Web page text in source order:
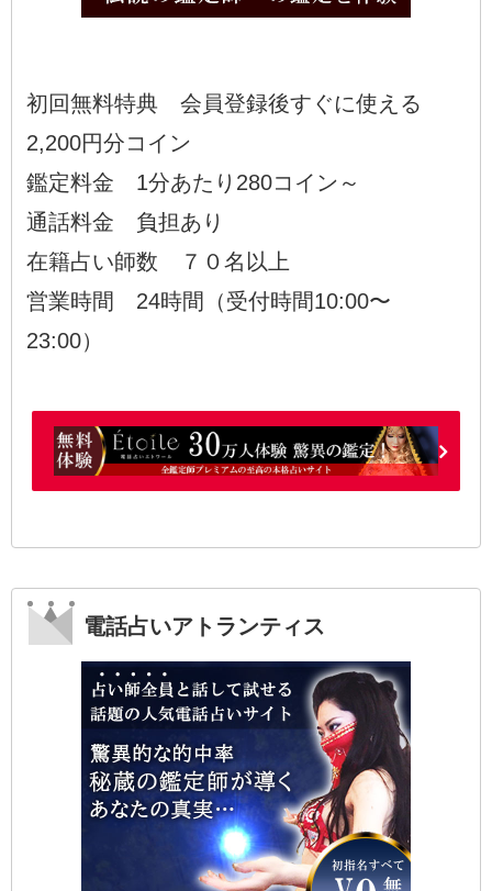
初回無料特典 会員登録後すぐに使える
2,200円分コイン
鑑定料金 1分あたり280コイン～
通話料金 負担あり
在籍占い師数 ７０名以上
営業時間 24時間（受付時間10:00〜
23:00）
電話占いアトランティス